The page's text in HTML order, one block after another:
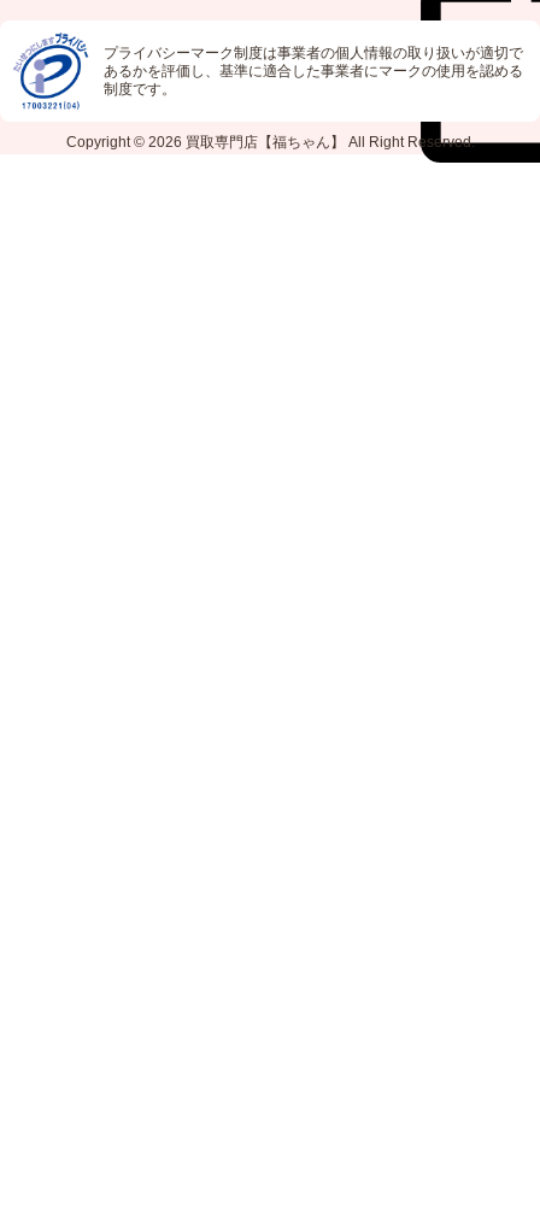
プライバシーマーク制度は事業者の個人情報の取り扱いが適切で
あるかを評価し、基準に適合した事業者にマークの使用を認める
制度です。
Copyright © 2026 買取専門店【福ちゃん】 All Right Reserved.